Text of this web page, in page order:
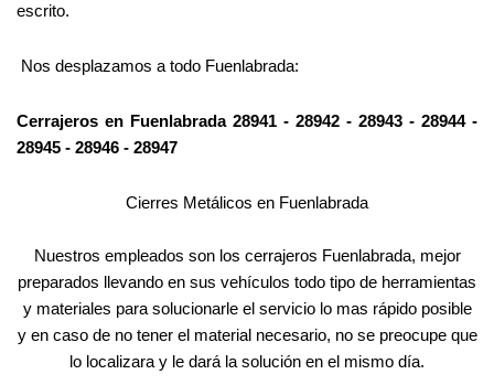
escrito.
Nos desplazamos a todo Fuenlabrada:
Cerrajeros en Fuenlabrada 28941 - 28942 - 28943 - 28944 -
28945 - 28946 - 28947
Cierres Metálicos en Fuenlabrada
Nuestros empleados son los cerrajeros Fuenlabrada, mejor
preparados llevando en sus vehículos todo tipo de herramientas
y materiales para solucionarle el servicio lo mas rápido posible
y en caso de no tener el material necesario, no se preocupe que
lo localizara y le dará la solución en el mismo día.